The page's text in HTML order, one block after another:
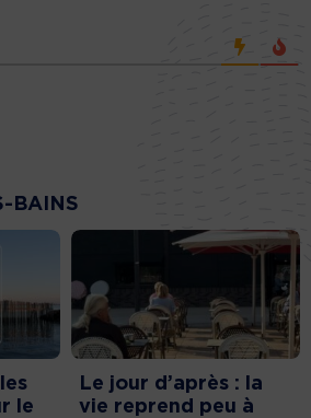
BAINS
le
Le jour d’après : la
vie reprend peu à